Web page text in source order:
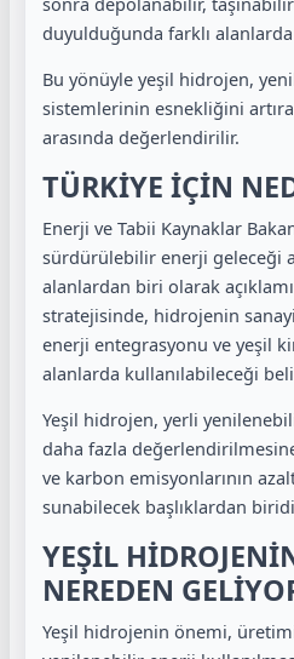
duyulduğunda farklı
Bu yönüyle yeşil hidrojen,
sistemlerinin esnekliğini
arasında değerlendirilir.
TÜRKİYE İÇİN
Enerji ve Tabii Kaynaklar
sürdürülebilir enerji geleceği
alanlardan biri olarak
stratejisinde, hidrojenin
enerji entegrasyonu ve yeşil
alanlarda kullanılabileceği
Yeşil hidrojen, yerli
daha fazla
ve karbon emisyonlarının
sunabilecek başlıklardan
YEŞİL
NEREDEN
Yeşil hidrojenin önemi,